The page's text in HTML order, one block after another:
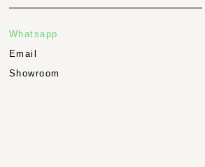
Whatsapp
Email
Showroom